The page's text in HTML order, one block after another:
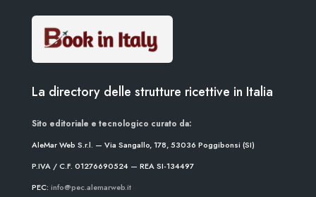
La directory delle strutture ricettive in Italia
Sito editoriale e tecnologico curato da:
AleMar Web S.r.l. — Via Sangallo, 178, 53036 Poggibonsi (SI)
P.IVA / C.F. 01276690524 — REA SI-134497
PEC: info@pec.alemarweb.it